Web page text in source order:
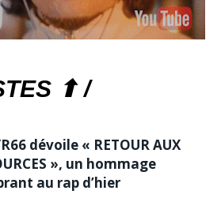
⬆ /
dévoile « RETOUR AUX
», un hommage
au rap d’hier